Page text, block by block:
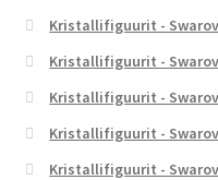
Kristallifiguurit -
Kristallifiguurit -
Kristallifiguurit -
Kristallifiguurit -
Kristallifiguurit -